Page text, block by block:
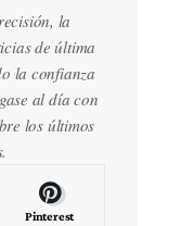
la
de última
la confianza
al día con
los últimos
Pinterest